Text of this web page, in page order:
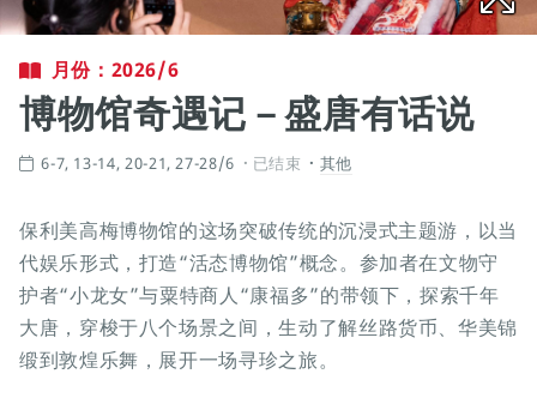
月份：2026/6
博物馆奇遇记－盛唐有话说
6-7, 13-14, 20-21, 27-28/6 已结束 其他
保利美高梅博物馆的这场突破传统的沉浸式主题游，以当
代娱乐形式，打造“活态博物馆”概念。参加者在文物守
护者“小龙女”与粟特商人“康福多”的带领下，探索千年
大唐，穿梭于八个场景之间，生动了解丝路货币、华美锦
缎到敦煌乐舞，展开一场寻珍之旅。